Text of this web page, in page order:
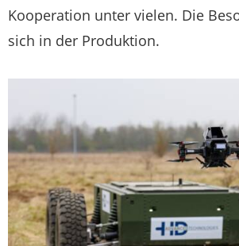
Kooperation unter vielen. Die
sich in der Produktion.